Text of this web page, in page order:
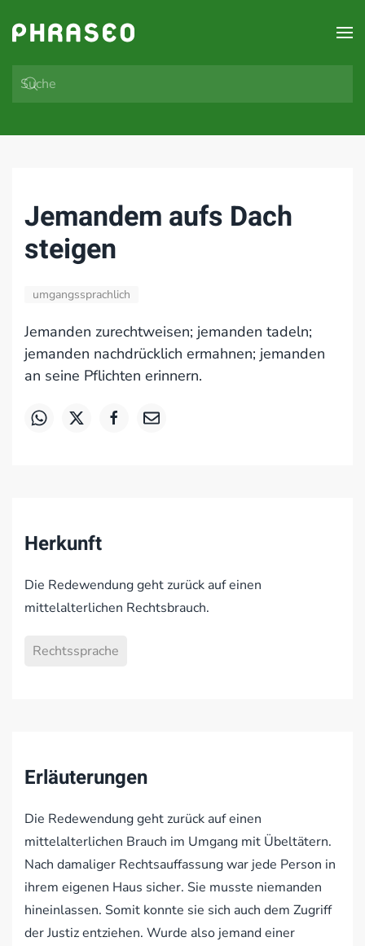
Zum Hauptinhalt springen
Jemandem aufs Dach
steigen
umgangssprachlich
Jemanden zurechtweisen; jemanden tadeln;
jemanden nachdrücklich ermahnen; jemanden
an seine Pflichten erinnern.
Herkunft
Die Redewendung geht zurück auf einen
mittelalterlichen Rechtsbrauch.
Rechtssprache
Erläuterungen
Die Redewendung geht zurück auf einen
mittelalterlichen Brauch im Umgang mit Übeltätern.
Nach damaliger Rechtsauffassung war jede Person in
ihrem eigenen Haus sicher. Sie musste niemanden
hineinlassen. Somit konnte sie sich auch dem Zugriff
der Justiz entziehen. Wurde also jemand einer